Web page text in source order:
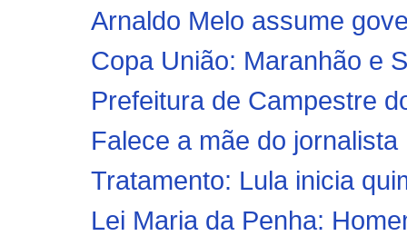
Arnaldo Melo assume
Copa União: Maranhão e
Prefeitura de Campestre
Falece a mãe do
Tratamento: Lula inicia
Lei Maria da Penha: